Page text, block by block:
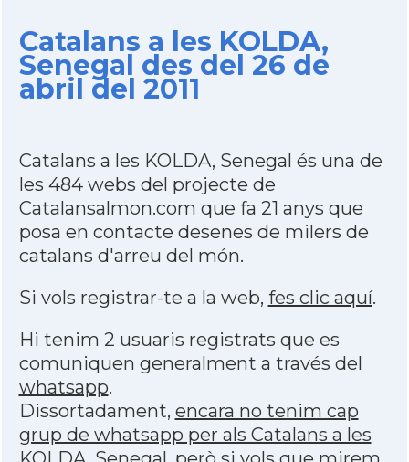
Catalans a les KOLDA,
Senegal des del 26 de
abril del 2011
Catalans a les KOLDA, Senegal és una de
les 484 webs del projecte de
Catalansalmon.com que fa 21 anys que
posa en contacte desenes de milers de
catalans d'arreu del món.
Si vols registrar-te a la web, fes clic aquí.
Hi tenim 2 usuaris registrats que es
comuniquen generalment a través del
whatsapp.
Dissortadament, encara no tenim cap
grup de whatsapp per als Catalans a les